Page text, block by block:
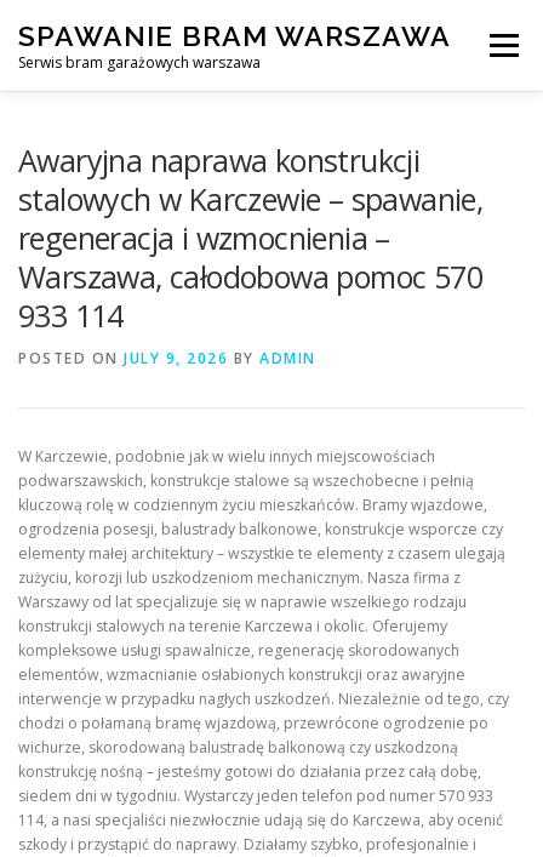
content
SPAWANIE BRAM WARSZAWA
Serwis bram garażowych warszawa
Menu
AWARYJNE OTWIERANIE BRAM BLOG
Awaryjna naprawa konstrukcji
stalowych w Karczewie – spawanie,
regeneracja i wzmocnienia –
Warszawa, całodobowa pomoc 570
933 114
POSTED ON JULY 9, 2026 BY ADMIN
W Karczewie, podobnie jak w wielu innych miejscowościach
podwarszawskich, konstrukcje stalowe są wszechobecne i pełnią
kluczową rolę w codziennym życiu mieszkańców. Bramy wjazdowe,
ogrodzenia posesji, balustrady balkonowe, konstrukcje wsporcze czy
elementy małej architektury – wszystkie te elementy z czasem ulegają
zużyciu, korozji lub uszkodzeniom mechanicznym. Nasza firma z
Warszawy od lat specjalizuje się w naprawie wszelkiego rodzaju
konstrukcji stalowych na terenie Karczewa i okolic. Oferujemy
kompleksowe usługi spawalnicze, regenerację skorodowanych
elementów, wzmacnianie osłabionych konstrukcji oraz awaryjne
interwencje w przypadku nagłych uszkodzeń. Niezależnie od tego, czy
chodzi o połamaną bramę wjazdową, przewrócone ogrodzenie po
wichurze, skorodowaną balustradę balkonową czy uszkodzoną
konstrukcję nośną – jesteśmy gotowi do działania przez całą dobę,
siedem dni w tygodniu. Wystarczy jeden telefon pod numer 570 933
114, a nasi specjaliści niezwłocznie udają się do Karczewa, aby ocenić
szkody i przystąpić do naprawy. Działamy szybko, profesjonalnie i